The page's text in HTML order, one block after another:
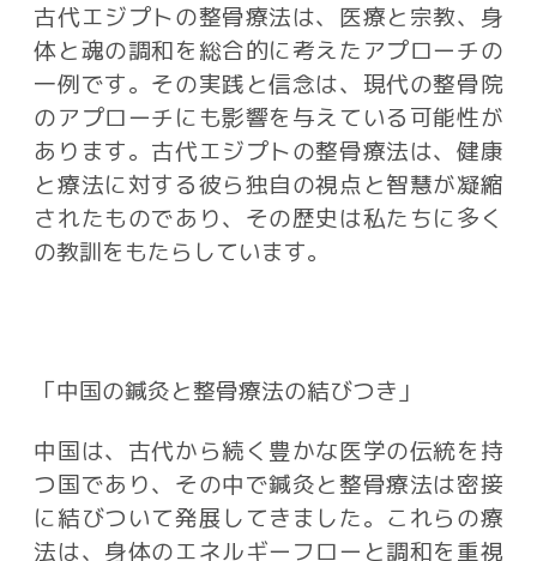
古代エジプトの整骨療法は、医療と宗教、身
体と魂の調和を総合的に考えたアプローチの
一例です。その実践と信念は、現代の整骨院
のアプローチにも影響を与えている可能性が
あります。古代エジプトの整骨療法は、健康
と療法に対する彼ら独自の視点と智慧が凝縮
されたものであり、その歴史は私たちに多く
の教訓をもたらしています。
「中国の鍼灸と整骨療法の結びつき」
中国は、古代から続く豊かな医学の伝統を持
つ国であり、その中で鍼灸と整骨療法は密接
に結びついて発展してきました。これらの療
法は、身体のエネルギーフローと調和を重視